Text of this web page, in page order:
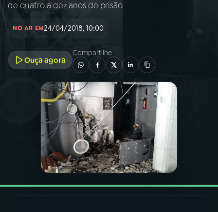
PROGRAMAS
PODCASTS
VIDEOCASTS
de quatro a dez anos de prisão
NO AR EM24/04/2018, 10:00
Ouça agora
Compartilhe